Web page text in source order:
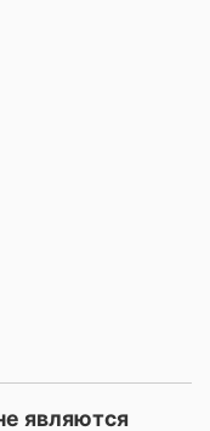
являются